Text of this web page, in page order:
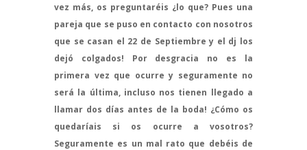
vez más, os preguntaréis ¿lo que? Pues una
pareja que se puso en contacto con nosotros
que se casan el 22 de Septiembre y el dj los
dejó colgados! Por desgracia no es la
primera vez que ocurre y seguramente no
será la última, incluso nos tienen llegado a
llamar dos días antes de la boda! ¿Cómo os
quedaríais si os ocurre a vosotros?
Seguramente es un mal rato que debéis de